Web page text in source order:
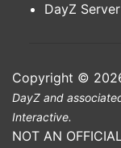
DayZ
Copyright ©
DayZ and
Interactive.
NOT AN